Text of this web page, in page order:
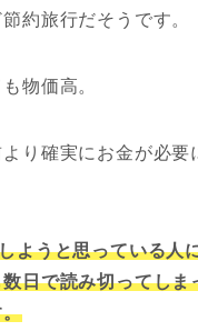
約旅行だそうです。
物価高。
り確実にお金が必要
ようと思っている人
日で読み切ってしま
。